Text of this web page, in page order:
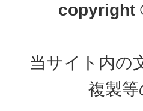
copyright
当サイト内の
複製